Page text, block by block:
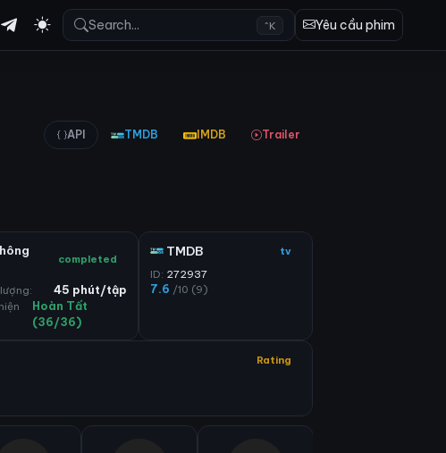
Search... ^K Yêu cầu phim
API TMDB IMDB Trailer
completed
45 phút/tập
Hoàn Tất
(36/36)
TMDB tv
ID: 272937
7.6 /10 (9)
Rating